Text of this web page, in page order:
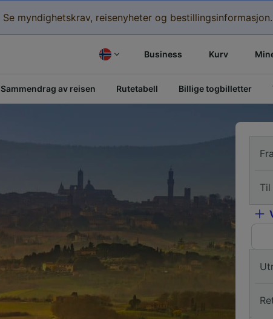
Se myndighetskrav, reisenyheter og bestillingsinformasjon.
Business Kurv
Sammendrag av reisen Rutetabell Billige togbilletter
Til